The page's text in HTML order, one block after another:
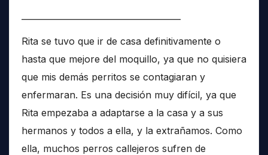
Rita se tuvo que ir de casa definitivamente o
hasta que mejore del moquillo, ya que no quisiera
que mis demás perritos se contagiaran y
enfermaran. Es una decisión muy difícil, ya que
Rita empezaba a adaptarse a la casa y a sus
hermanos y todos a ella, y la extrañamos. Como
ella, muchos perros callejeros sufren de